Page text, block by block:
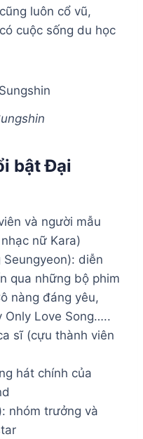
luôn cổ vũ,
cuộc sống du học
bật Đại
và người mẫu
nữ Kara)
Seungyeon): diễn
qua những bộ phim
nàng đáng yêu,
Only Love Song…..
sĩ (cựu thành viên
hát chính của
nhóm trưởng và